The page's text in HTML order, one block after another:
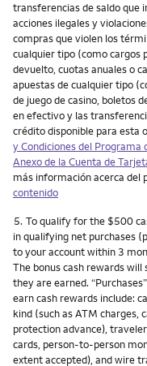
transferencias de saldo que
acciones ilegales y
compras que violen los
cualquier tipo (como cargos
devuelto, cuotas anuales o
apuestas de cualquier tipo
de juego de casino, boletos
en efectivo y las
crédito disponible para esta
y Condiciones del Programa
Anexo de la Cuenta de
más información acerca del
contenido
Nota
5. To qualify for the $500
in qualifying net purchases
to your account within 3
The bonus cash rewards
they are earned.
earn cash rewards include:
kind (such as ATM charges,
protection advance),
cards, person-to-person
extent accepted), and wire